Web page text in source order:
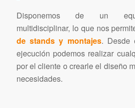
Disponemos de un
multidisciplinar, lo que nos
de stands y montajes. Desde
ejecución podemos realizar
por el cliente o crearle el diseño
necesidades.